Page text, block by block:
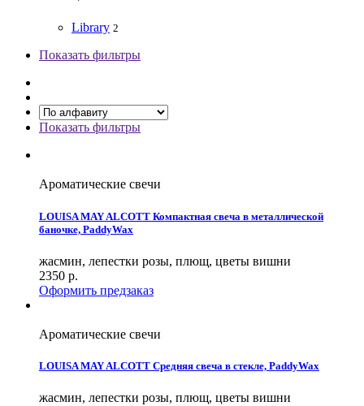
Library 2
Показать фильтры
Показать фильтры
Ароматические свечи
LOUISA MAY ALCOTT Компактная свеча в металлической
баночке, PaddyWax
жасмин, лепестки розы, плющ, цветы вишни
2350 р.
Оформить предзаказ
Ароматические свечи
LOUISA MAY ALCOTT Средняя свеча в стекле, PaddyWax
жасмин, лепестки розы, плющ, цветы вишни